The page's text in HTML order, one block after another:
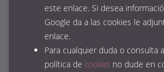
este enlace. Si desea
Google da a las cookies le
enlace.
Para cualquier duda o consulta
política de cookies no dude en